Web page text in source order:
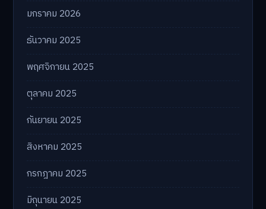
มกราคม 2026
ธันวาคม 2025
พฤศจิกายน 2025
ตุลาคม 2025
กันยายน 2025
สิงหาคม 2025
กรกฎาคม 2025
มิถุนายน 2025